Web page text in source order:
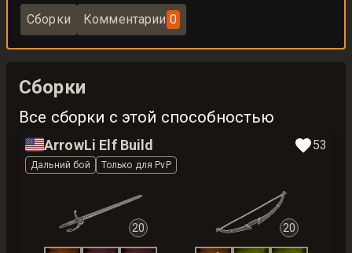
Сборки Комментарии 0
Сборки
Все сборки с этой способностью
🇺🇸ArrowLi Elf Build 53
Дальний бой Только для PvP
20 20